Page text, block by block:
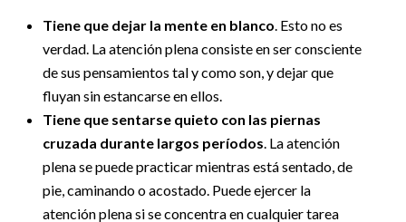
Tiene que dejar la mente en blanco. Esto no es
verdad. La atención plena consiste en ser consciente
de sus pensamientos tal y como son, y dejar que
fluyan sin estancarse en ellos.
Tiene que sentarse quieto con las piernas
cruzada durante largos períodos. La atención
plena se puede practicar mientras está sentado, de
pie, caminando o acostado. Puede ejercer la
atención plena si se concentra en cualquier tarea